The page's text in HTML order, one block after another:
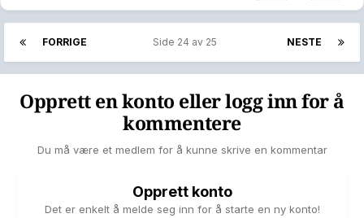
FORRIGE NESTE
Side 24 av 25
Opprett en konto eller logg inn for å
kommentere
Du må være et medlem for å kunne skrive en kommentar
Opprett konto
Det er enkelt å melde seg inn for å starte en ny konto!